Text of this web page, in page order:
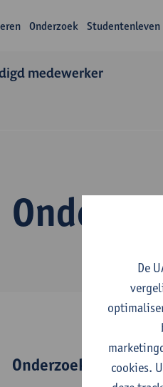
Onderzoek Studentenleven
medewerker
Onderzoeksgroep
De
cookies.